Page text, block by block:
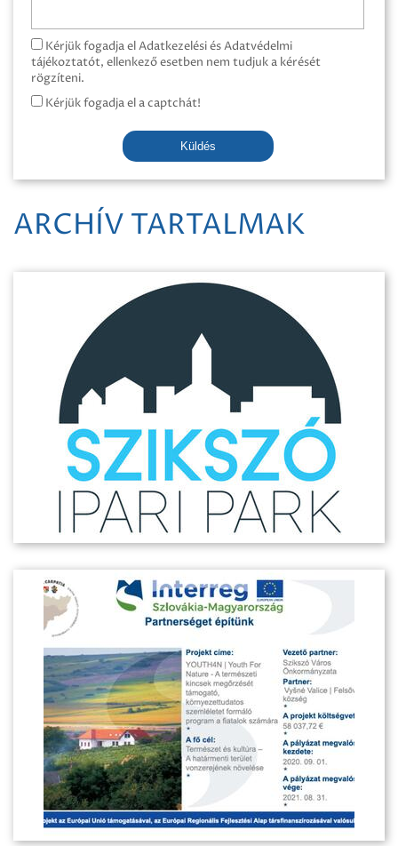
Kérjük fogadja el Adatkezelési és Adatvédelmi
tájékoztatót, ellenkező esetben nem tudjuk a kérését
rögzíteni.
Kérjük fogadja el a captchát!
Küldés
ARCHÍV TARTALMAK